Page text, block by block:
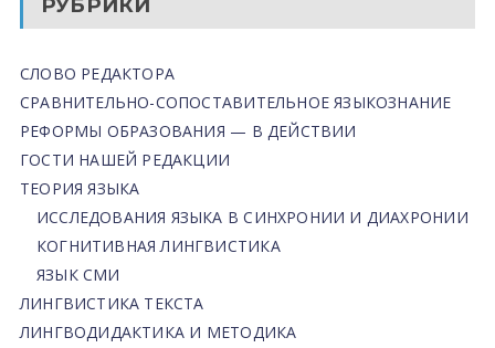
СЛОВО РЕДАКТОРА
СРАВНИТЕЛЬНО-СОПОСТАВИТЕЛЬНОЕ ЯЗЫКОЗНАНИЕ
РЕФОРМЫ ОБРАЗОВАНИЯ — В ДЕЙСТВИИ
ГОСТИ НАШЕЙ РЕДАКЦИИ
ТЕОРИЯ ЯЗЫКА
ИССЛЕДОВАНИЯ ЯЗЫКА В СИНХРОНИИ И ДИАХРОНИИ
КОГНИТИВНАЯ ЛИНГВИСТИКА
ЯЗЫК СМИ
ЛИНГВИСТИКА ТЕКСТА
ЛИНГВОДИДАКТИКА И МЕТОДИКА